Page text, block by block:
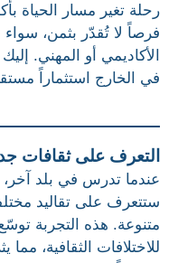
رحلة تغير مسار الحياة
فرصاً لا تُقدّر بثمن،
الأكاديمي أو المهني.
في الخارج استثماراً
التعرف على ثقافات
عندما تدرس في بلد آخر،
ستتعرف على تقاليد
متنوعة. هذه التجربة
للاختلافات الثقافية،